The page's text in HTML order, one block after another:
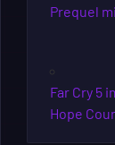
Prequel
Far Cry 5
Hope